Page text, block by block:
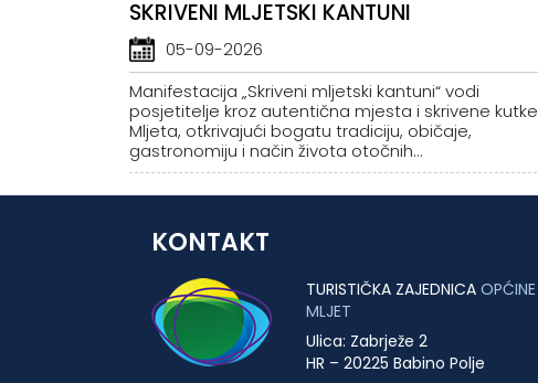
SKRIVENI MLJETSKI KANTUNI
05-09-2026
Manifestacija „Skriveni mljetski kantuni“ vodi
posjetitelje kroz autentična mjesta i skrivene kutke
Mljeta, otkrivajući bogatu tradiciju, običaje,
gastronomiju i način života otočnih...
KONTAKT
TURISTIČKA ZAJEDNICA OPĆINE
MLJET
Ulica: Zabrježe 2
HR – 20225 Babino Polje